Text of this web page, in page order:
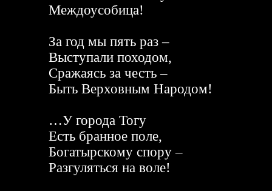
Междоусобица!
За год мы пять раз –
Выступали походом,
Сражаясь за честь –
Быть Верховным Народом!
…У города Тогу
Есть бранное поле,
Богатырскому спору –
Разгуляться на воле!